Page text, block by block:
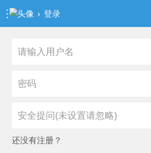
› 登录
安全提问(未设置请忽略)
还没有注册？